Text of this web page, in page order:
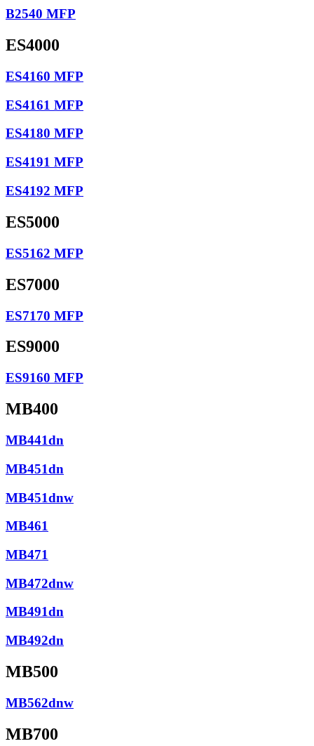
B2540 MFP
ES4000
ES4160 MFP
ES4161 MFP
ES4180 MFP
ES4191 MFP
ES4192 MFP
ES5000
ES5162 MFP
ES7000
ES7170 MFP
ES9000
ES9160 MFP
MB400
MB441dn
MB451dn
MB451dnw
MB461
MB471
MB472dnw
MB491dn
MB492dn
MB500
MB562dnw
MB700